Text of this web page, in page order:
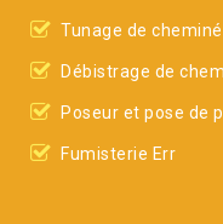
Tunage de
Débistrage de
Poseur et pose de
Fumisterie Err